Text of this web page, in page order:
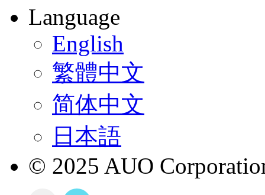
Language
English
繁體中文
简体中文
日本語
© 2025 AUO